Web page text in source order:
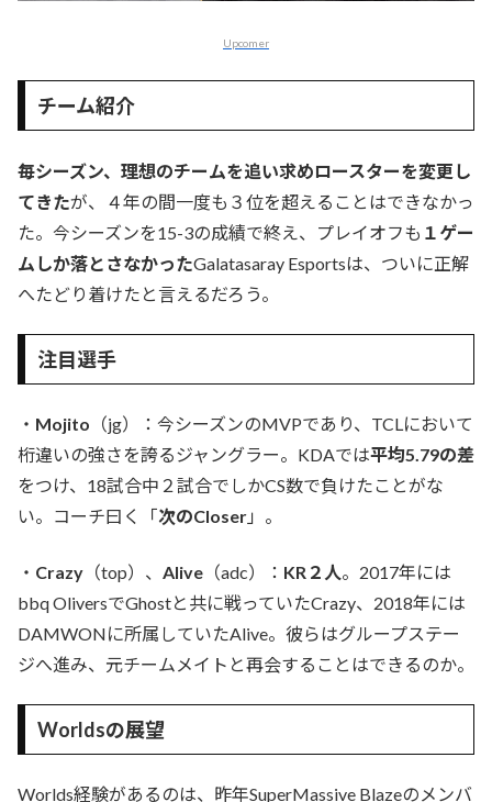
Upcomer
チーム紹介
毎シーズン、理想のチームを追い求めロースターを変更し
てきたが、４年の間一度も３位を超えることはできなかっ
た。今シーズンを15-3の成績で終え、プレイオフも １ゲー
ムしか落とさなかったGalatasaray Esportsは、ついに正解
へたどり着けたと言えるだろう。
注目選手
・ Mojito （jg）：今シーズンのMVPであり、TCLにおいて
桁違いの強さを誇るジャングラー。KDAでは平均5.79の差
をつけ、18試合中２試合でしかCS数で負けたことがな
い。コーチ曰く「次のCloser 」。
・ Crazy （top）、 Alive （adc）： KR２人 。2017年には
bbq OliversでGhostと共に戦っていたCrazy、2018年には
DAMWONに所属していたAlive。彼らはグループステー
ジへ進み、元チームメイトと再会することはできるのか。
Worldsの展望
Worlds経験があるのは、昨年SuperMassive Blazeのメンバ